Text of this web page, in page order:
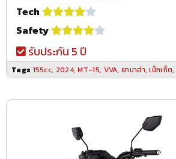
Tech
Safety
รับประกัน 5 ปี
Tags 155cc, 2024,MT-15, VVA,ยามาฮ่า,เน็กเก็ต,